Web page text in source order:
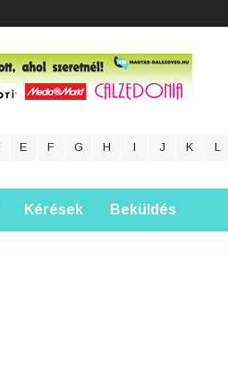
E F G H I J K L
Kérések Beküldés